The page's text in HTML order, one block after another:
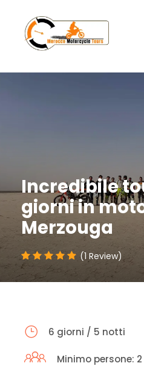
Incredibile
giorni in
Merzouga
(1 Review)
6 giorni / 5 notti
Minimo persone: 2